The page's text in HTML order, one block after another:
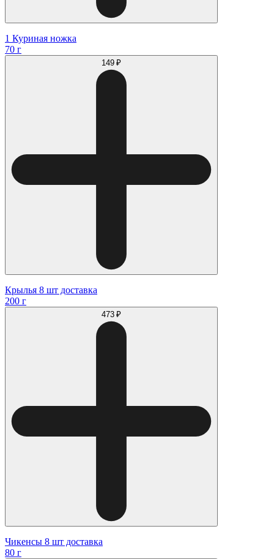
1 Куриная ножка
70 г
149 ₽
Крылья 8 шт доставка
200 г
473 ₽
Чикенсы 8 шт доставка
80 г